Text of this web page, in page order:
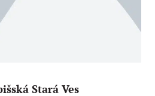
Stará Ves